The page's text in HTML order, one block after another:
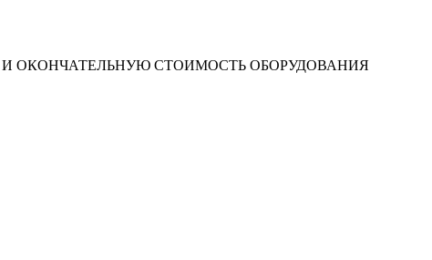
ОКОНЧАТЕЛЬНУЮ СТОИМОСТЬ ОБОРУДОВАНИЯ